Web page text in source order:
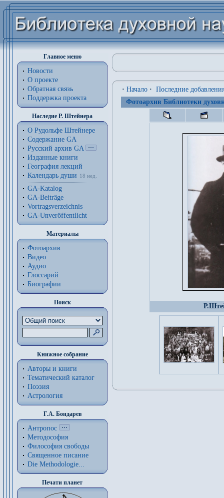
Главное меню
Новости
О проекте
Обратная связь
Поддержка проекта
Наследие Р. Штейнера
О Рудольфе Штейнере
Содержание GA
Русский архив GA
Изданные книги
География лекций
Календарь души
18 нед.
GA-Katalog
GA-Beiträge
Vortragsverzeichnis
GA-Unveröffentlicht
Материалы
Фотоархив
Видео
Аудио
Глоссарий
Биографии
Поиск
Книжное собрание
Авторы и книги
Тематический каталог
Поэзия
Астрология
Г.А. Бондарев
Антропос
Методософия
Философия cвободы
Священное писание
Die Methodologie...
Печати планет
· Начало · Последние
Фотоархив Библиотеки